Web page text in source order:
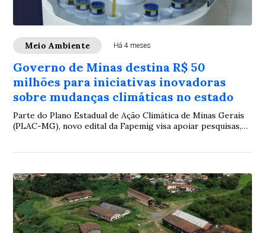
Meio Ambiente Há 4 meses
Governo de Minas destina R$ 50
milhões para iniciativas inovadoras
sobre mudanças climáticas no estado
Parte do Plano Estadual de Ação Climática de Minas Gerais
(PLAC-MG), novo edital da Fapemig visa apoiar pesquisas,